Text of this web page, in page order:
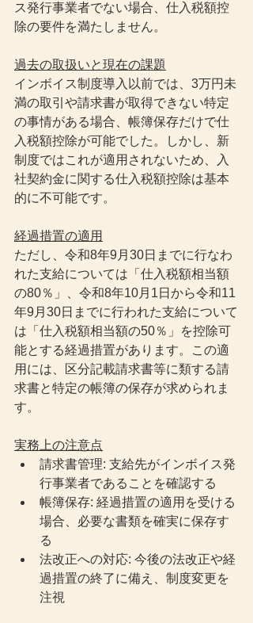
ス発行事業者でない場合、仕入税額控
除の要件を満たしません。
過去の取扱いと現在の課題
インボイス制度導入以前では、3万円未
満の取引や請求書が取得できない特定
の事情がある場合、帳簿保存だけで仕
入税額控除が可能でした。しかし、新
制度ではこれが適用されないため、入
社契約金に関する仕入税額控除は基本
的に不可能です。
経過措置の適用
ただし、令和8年9月30日までに行なわ
れた支給については「仕入税額相当額
の80％」、令和8年10月1日から令和11
年9月30日までに行われた支給について
は「仕入税額相当額の50％」を控除可
能とする経過措置があります。この適
用には、区分記載請求書等に類する請
求書と特定の帳簿の保存が求められま
す。
実務上の注意点
請求書管理: 支給先がインボイス発
行事業者であることを確認する
帳簿保存: 経過措置の適用を受ける
場合、必要な書類を確実に保存す
る
法改正への対応: 今後の法改正や経
過措置の終了に備え、制度変更を
注視